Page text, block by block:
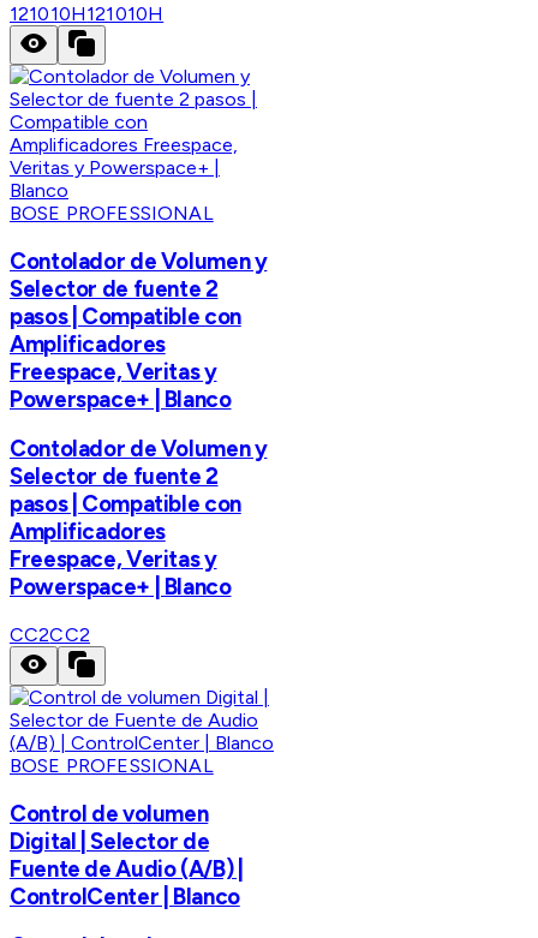
121010H121010H
BOSE PROFESSIONAL
Contolador de Volumen y
Selector de fuente 2
pasos | Compatible con
Amplificadores
Freespace, Veritas y
Powerspace+ | Blanco
Contolador de Volumen y
Selector de fuente 2
pasos | Compatible con
Amplificadores
Freespace, Veritas y
Powerspace+ | Blanco
CC2CC2
BOSE PROFESSIONAL
Control de volumen
Digital | Selector de
Fuente de Audio (A/B) |
ControlCenter | Blanco